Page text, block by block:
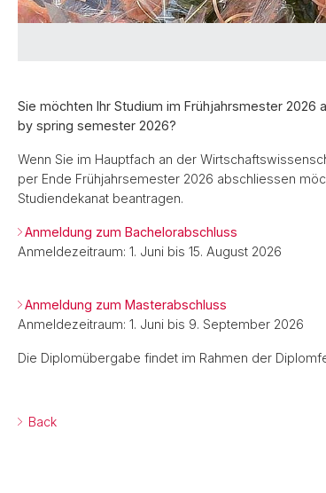
Sie möchten Ihr Studium im Frühjahrsmester
by spring semester 2026?
Wenn Sie im Hauptfach an der
per Ende Frühjahrsemester 2026 abschliessen
Studiendekanat beantragen.
Anmeldung zum Bachelorabschluss
Anmeldezeitraum: 1. Juni bis 15. August 2026
Anmeldung zum Masterabschluss
Anmeldezeitraum: 1. Juni bis 9. September 2026
Die Diplomübergabe findet im Rahmen der
Back